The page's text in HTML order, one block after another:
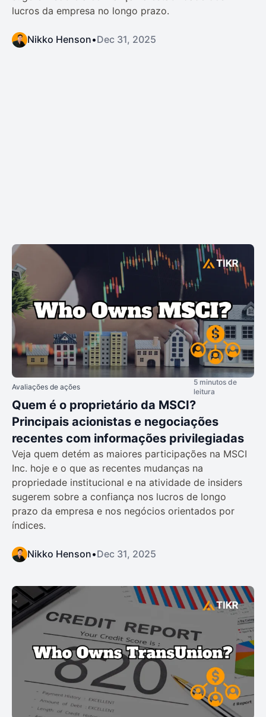
lucros da empresa no longo prazo.
Nikko Henson•Dec 31, 2025
Avaliações de ações
5 minutos de
leitura
Quem é o proprietário da MSCI?
Principais acionistas e negociações
recentes com informações privilegiadas
Veja quem detém as maiores participações na MSCI
Inc. hoje e o que as recentes mudanças na
propriedade institucional e na atividade de insiders
sugerem sobre a confiança nos lucros de longo
prazo da empresa e nos negócios orientados por
índices.
Nikko Henson•Dec 31, 2025